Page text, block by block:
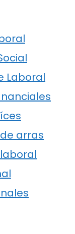
Laboral
arras